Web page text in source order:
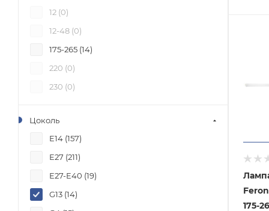
Feron
175-
18 (
)
0
3
12 (0)
12-48 (0)
175-265 (14)
220 (0)
230 (0)
Цоколь
E14 (157)
E27 (211)
E27-E40 (19)
G13 (14)